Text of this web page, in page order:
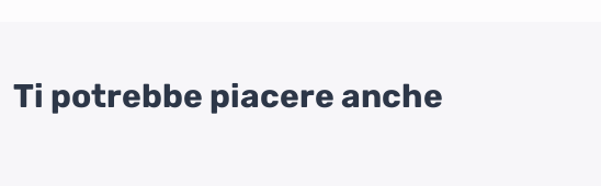
Ti potrebbe piacere anche